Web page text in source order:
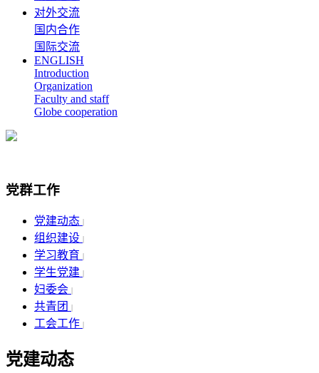
对外交流
国内合作
国际交流
ENGLISH
Introduction
Organization
Faculty and staff
Globe cooperation
党群工作
党建动态 |
组织建设 |
学习教育 |
学生党建 |
妇委会 |
共青团 |
工会工作 |
党建动态